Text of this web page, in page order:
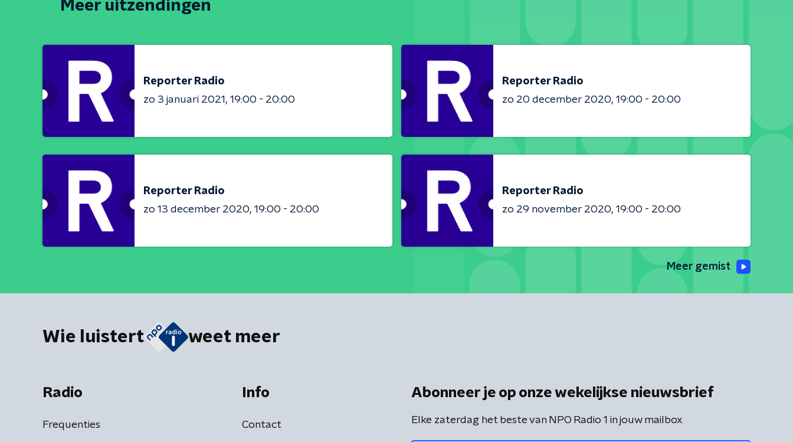
Meer uitzendingen
Reporter Radio
zo 3 januari 2021
19:00 - 20:00
Reporter Radio
zo 20 december 2020 19:00 - 20:00
Reporter Radio
zo 13 december 2020 19:00 - 20:00
Reporter Radio
zo 29 november 2020 19:00 - 20:00
Meer gemist
Wie luistert weet meer
Radio
Frequenties
Info
Contact
Abonneer je op onze wekelijkse nieuwsbrief
Elke zaterdag het beste van NPO Radio 1 in jouw mailbox